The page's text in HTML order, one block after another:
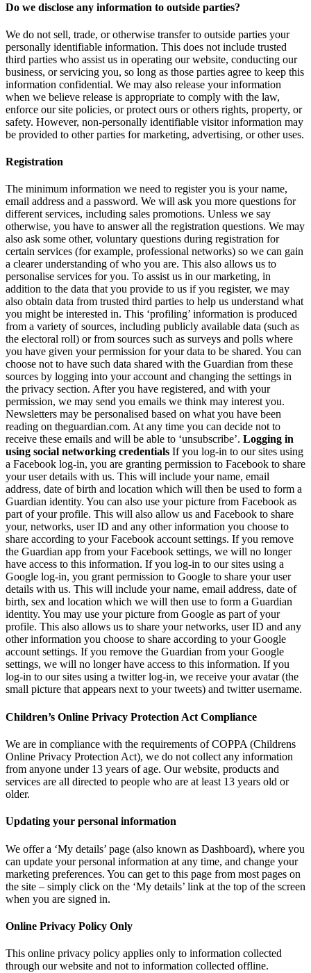
Do we disclose any information to outside parties?
We do not sell, trade, or otherwise transfer to outside parties your
personally identifiable information. This does not include trusted
third parties who assist us in operating our website, conducting our
business, or servicing you, so long as those parties agree to keep this
information confidential. We may also release your information
when we believe release is appropriate to comply with the law,
enforce our site policies, or protect ours or others rights, property, or
safety. However, non-personally identifiable visitor information may
be provided to other parties for marketing, advertising, or other uses.
Registration
The minimum information we need to register you is your name,
email address and a password. We will ask you more questions for
different services, including sales promotions. Unless we say
otherwise, you have to answer all the registration questions. We may
also ask some other, voluntary questions during registration for
certain services (for example, professional networks) so we can gain
a clearer understanding of who you are. This also allows us to
personalise services for you. To assist us in our marketing, in
addition to the data that you provide to us if you register, we may
also obtain data from trusted third parties to help us understand what
you might be interested in. This ‘profiling’ information is produced
from a variety of sources, including publicly available data (such as
the electoral roll) or from sources such as surveys and polls where
you have given your permission for your data to be shared. You can
choose not to have such data shared with the Guardian from these
sources by logging into your account and changing the settings in
the privacy section. After you have registered, and with your
permission, we may send you emails we think may interest you.
Newsletters may be personalised based on what you have been
reading on theguardian.com. At any time you can decide not to
receive these emails and will be able to ‘unsubscribe’. Logging in
using social networking credentials If you log-in to our sites using
a Facebook log-in, you are granting permission to Facebook to share
your user details with us. This will include your name, email
address, date of birth and location which will then be used to form a
Guardian identity. You can also use your picture from Facebook as
part of your profile. This will also allow us and Facebook to share
your, networks, user ID and any other information you choose to
share according to your Facebook account settings. If you remove
the Guardian app from your Facebook settings, we will no longer
have access to this information. If you log-in to our sites using a
Google log-in, you grant permission to Google to share your user
details with us. This will include your name, email address, date of
birth, sex and location which we will then use to form a Guardian
identity. You may use your picture from Google as part of your
profile. This also allows us to share your networks, user ID and any
other information you choose to share according to your Google
account settings. If you remove the Guardian from your Google
settings, we will no longer have access to this information. If you
log-in to our sites using a twitter log-in, we receive your avatar (the
small picture that appears next to your tweets) and twitter username.
Children’s Online Privacy Protection Act Compliance
We are in compliance with the requirements of COPPA (Childrens
Online Privacy Protection Act), we do not collect any information
from anyone under 13 years of age. Our website, products and
services are all directed to people who are at least 13 years old or
older.
Updating your personal information
We offer a ‘My details’ page (also known as Dashboard), where you
can update your personal information at any time, and change your
marketing preferences. You can get to this page from most pages on
the site – simply click on the ‘My details’ link at the top of the screen
when you are signed in.
Online Privacy Policy Only
This online privacy policy applies only to information collected
through our website and not to information collected offline.